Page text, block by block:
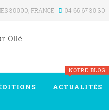
30000 FRANCE 04 66 67 30 30
ACTUALITÉS
NOTRE BLOG